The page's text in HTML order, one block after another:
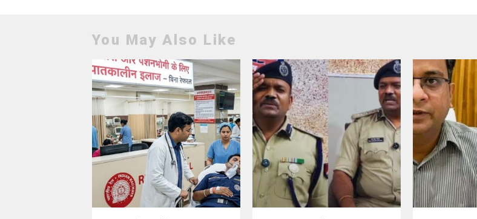
You May Also Like